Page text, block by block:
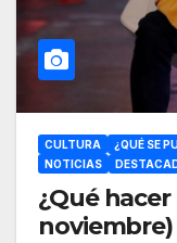
CULTURA ¿QUÉ SE
NOTICIAS
¿Qué
noviembre)